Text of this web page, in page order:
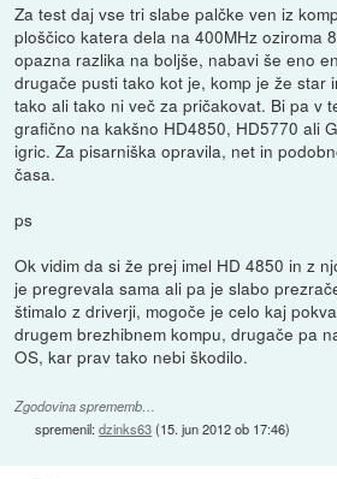
Za test daj vse tri slabe palčke ven iz
ploščico katera dela na 400MHz oziroma
opazna razlika na boljše, nabavi še eno
drugače pusti tako kot je, komp je že star
tako ali tako ni več za pričakovat. Bi pa v
grafično na kakšno HD4850, HD5770 ali
igric. Za pisarniška opravila, net in
časa.
ps
Ok vidim da si že prej imel HD 4850 in z
je pregrevala sama ali pa je slabo
štimalo z driverji, mogoče je celo kaj
drugem brezhibnem kompu, drugače pa
OS, kar prav tako nebi škodilo.
Zgodovina sprememb…
spremenil:dzinks63(15. jun 2012 ob 17:46)